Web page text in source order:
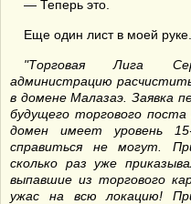
— Теперь это.
Еще один лист в моей руке.
"Торговая Лига
администрацию
в домене Малазаэ. Заявка
будущего торгового
домен имеет уровень
справиться не могут.
сколько раз уже
выпавшие из торгового
ужас на всю локацию!